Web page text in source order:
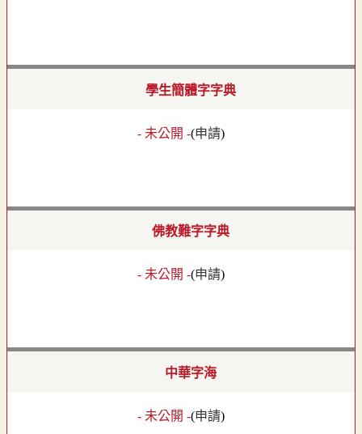
學生簡體字字典
- 未公開 -(申請)
佛教難字字典
- 未公開 -(申請)
中華字海
- 未公開 -(申請)